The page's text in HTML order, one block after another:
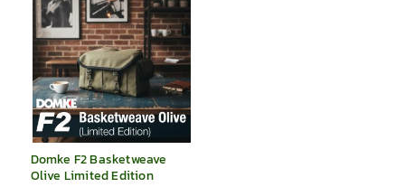
Domke F2 Basketweave
Olive Limited Edition